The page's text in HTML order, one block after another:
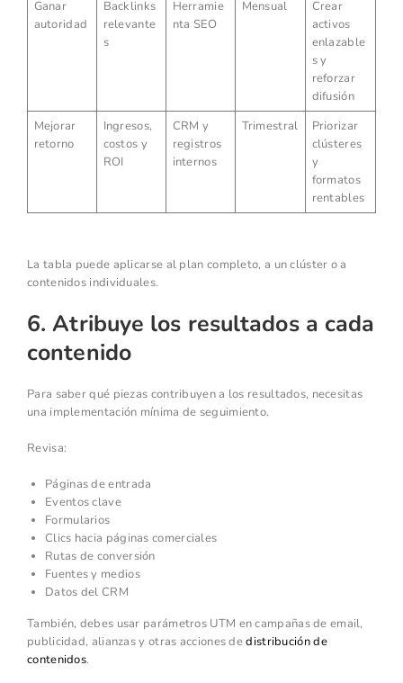
Ganar
autoridad
Backlinks
relevante
s
Herramie
nta SEO
Mensual
Crear
activos
enlazable
s y
reforzar
difusión
Mejorar
retorno
Ingresos,
costos y
ROI
CRM y
registros
internos
Trimestral
Priorizar
clústeres
y
formatos
rentables
La tabla puede aplicarse al plan completo, a un clúster o a
contenidos individuales.
6. Atribuye los resultados a cada
contenido
Para saber qué piezas contribuyen a los resultados, necesitas
una implementación mínima de seguimiento.
Revisa:
Páginas de entrada
Eventos clave
Formularios
Clics hacia páginas comerciales
Rutas de conversión
Fuentes y medios
Datos del CRM
También, debes usar parámetros UTM en campañas de email,
publicidad, alianzas y otras acciones dedistribución de
contenidos.